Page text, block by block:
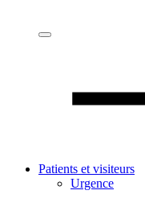
Patients et visiteurs
Urgence